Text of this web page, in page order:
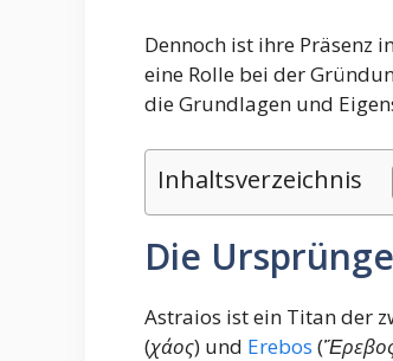
Dennoch ist ihre Präsenz
eine Rolle bei der
die Grundlagen und
Inhaltsverzeichnis
Die
Astraios ist ein Titan der
(χάος) und Erebos (